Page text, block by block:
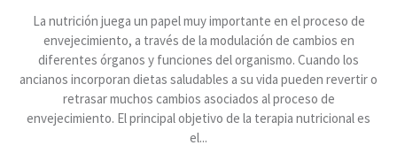
La nutrición juega un papel muy importante en el proceso de
envejecimiento, a través de la modulación de cambios en
diferentes órganos y funciones del organismo. Cuando los
ancianos incorporan dietas saludables a su vida pueden revertir o
retrasar muchos cambios asociados al proceso de
envejecimiento. El principal objetivo de la terapia nutricional es
el...